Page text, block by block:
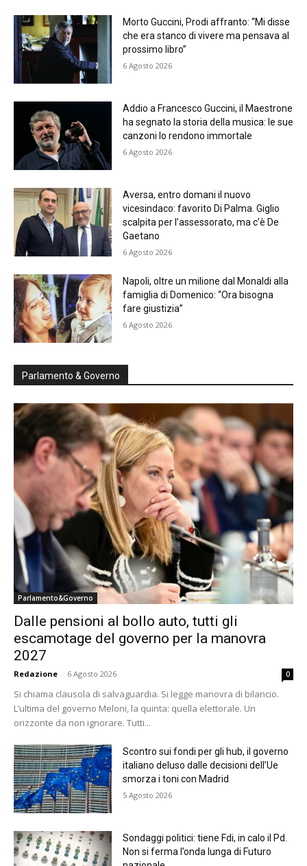
Morto Guccini, Prodi affranto: “Mi disse
che era stanco di vivere ma pensava al
prossimo libro”
6 Agosto 2026
Addio a Francesco Guccini, il Maestrone
ha segnato la storia della musica: le sue
canzoni lo rendono immortale
6 Agosto 2026
Aversa, entro domani il nuovo
vicesindaco: favorito Di Palma. Giglio
scalpita per l’assessorato, ma c’è De
Gaetano
6 Agosto 2026
Napoli, oltre un milione dal Monaldi alla
famiglia di Domenico: “Ora bisogna
fare giustizia”
6 Agosto 2026
Parlamento & Governo
Parlamento&Governo
Dalle pensioni al bollo auto, tutti gli
escamotage del governo per la manovra
2027
Redazione - 6 Agosto 2026 0
Si chiama clausola di salvaguardia. Si legge manovra di bilancio.
L’ultima del governo Meloni, la quinta: quella elettorale. Un
orizzonte da non ignorare. Tutti...
Scontro sui fondi per gli hub, il governo
italiano deluso dalle decisioni dell’Ue
smorza i toni con Madrid
5 Agosto 2026
Sondaggi politici: tiene Fdi, in calo il Pd.
Non si ferma l’onda lunga di Futuro